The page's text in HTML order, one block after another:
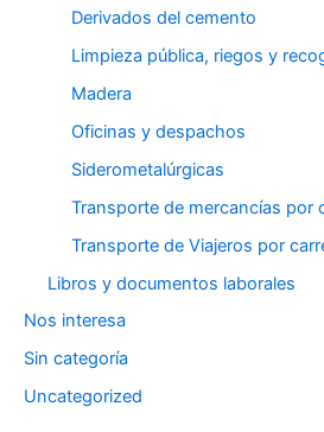
Derivados del cemento
Limpieza pública, riegos y
Madera
Oficinas y despachos
Siderometalúrgicas
Transporte de mercancías por
Transporte de Viajeros por
Libros y documentos laborales
Nos interesa
Sin categoría
Uncategorized